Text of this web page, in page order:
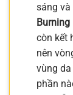
sáng
Burning
còn kết
nên
vùng
phần